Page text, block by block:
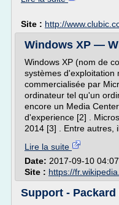
Site : http://
Windows XP —
Windows XP (nom de
systèmes d'exploitation
commercialisée par
ordinateur tel qu'un
encore un Media
d'experience [2] .
2014 [3] . Entre autres,
Lire la suite
Date: 2017-09-10
Site : https://
Support - Packard